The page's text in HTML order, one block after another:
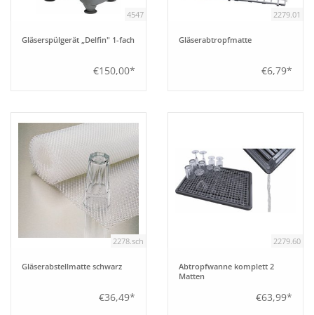
4547
Gläserspülgerät „Delfin" 1-fach
€150,00*
2279.01
Gläserabtropfmatte
€6,79*
2278.sch
Gläserabstellmatte schwarz
€36,49*
2279.60
Abtropfwanne komplett 2
Matten
€63,99*